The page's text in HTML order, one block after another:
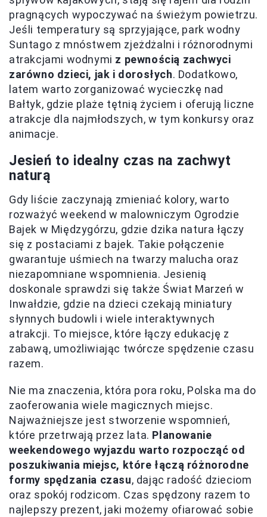
pragnących wypoczywać na świeżym powietrzu.
Jeśli temperatury są sprzyjające, park wodny
Suntago z mnóstwem zjeżdżalni i różnorodnymi
atrakcjami wodnymi z pewnością zachwyci
zarówno dzieci, jak i dorosłych. Dodatkowo,
latem warto zorganizować wycieczkę nad
Bałtyk, gdzie plaże tętnią życiem i oferują liczne
atrakcje dla najmłodszych, w tym konkursy oraz
animacje.
Jesień to idealny czas na zachwyt
naturą
Gdy liście zaczynają zmieniać kolory, warto
rozważyć weekend w malowniczym Ogrodzie
Bajek w Międzygórzu, gdzie dzika natura łączy
się z postaciami z bajek. Takie połączenie
gwarantuje uśmiech na twarzy malucha oraz
niezapomniane wspomnienia. Jesienią
doskonale sprawdzi się także Świat Marzeń w
Inwałdzie, gdzie na dzieci czekają miniatury
słynnych budowli i wiele interaktywnych
atrakcji. To miejsce, które łączy edukację z
zabawą, umożliwiając twórcze spędzenie czasu
razem.
Nie ma znaczenia, która pora roku, Polska ma do
zaoferowania wiele magicznych miejsc.
Najważniejsze jest stworzenie wspomnień,
które przetrwają przez lata. Planowanie
weekendowego wyjazdu warto rozpocząć od
poszukiwania miejsc, które łączą różnorodne
formy spędzania czasu, dając radość dzieciom
oraz spokój rodzicom. Czas spędzony razem to
najlepszy prezent, jaki możemy ofiarować sobie